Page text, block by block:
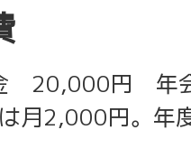
金 20,000円
月2,000円。年